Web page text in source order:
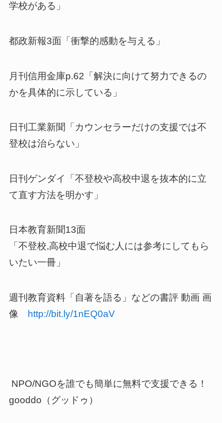
学校がある」
都政新報3面「衝撃的感動を与える」
月刊信用金庫p.62「解決に向けて努力できるの
かを具体的に示している」
日刊工業新聞「カウンセラーだけの支援では不
登校は治らない」
日刊ゲンダイ「不登校や高校中退を抜本的に立
て直す方法を明かす」
日本教育新聞13面
「不登校,高校中退で悩む人には参考にしてもら
いたい一冊」
週刊教育資料「自著を語る」などの書評 動画 画
像
http://bit.ly/1nEQ0aV
NPO/NGOを誰でも簡単に無料で支援できる！
gooddo（グッドゥ）